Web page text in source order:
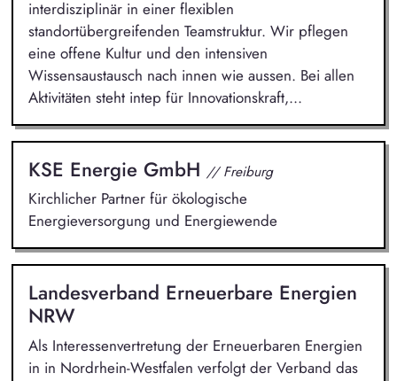
interdisziplinär in einer flexiblen
standortübergreifenden Teamstruktur. Wir pflegen
eine offene Kultur und den intensiven
Wissensaustausch nach innen wie aussen. Bei allen
Aktivitäten steht intep für Innovationskraft,...
KSE Energie GmbH // Freiburg
Kirchlicher Partner für ökologische
Energieversorgung und Energiewende
Landesverband Erneuerbare Energien
NRW
Als Interessenvertretung der Erneuerbaren Energien
in in Nordrhein-Westfalen verfolgt der Verband das